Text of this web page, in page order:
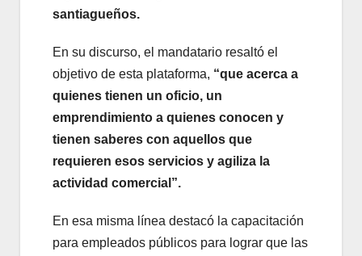
santiagueños.
En su discurso, el mandatario resaltó el
objetivo de esta plataforma, “que acerca a
quienes tienen un oficio, un
emprendimiento a quienes conocen y
tienen saberes con aquellos que
requieren esos servicios y agiliza la
actividad comercial”.
En esa misma línea destacó la capacitación
para empleados públicos para lograr que las